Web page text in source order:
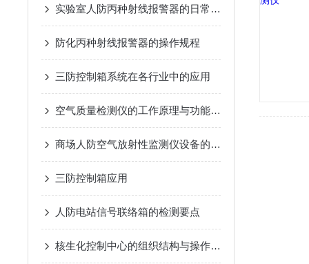
实验室人防丙种射线报警器的日常巡检应用工艺
防化丙种射线报警器的操作规程
三防控制箱系统在各行业中的应用
空气质量检测仪的工作原理与功能特点概述
商场人防空气放射性监测仪设备的安全操作规程
三防控制箱应用
人防电站信号联络箱的检测要点
核生化控制中心的组织结构与操作流程说明